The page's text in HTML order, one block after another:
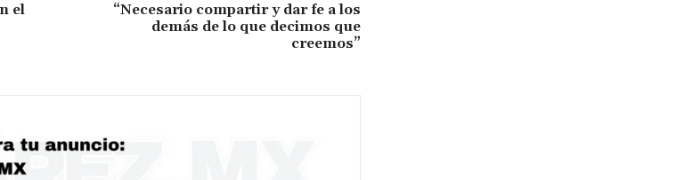
el
“Necesario compartir y dar fe a los
demás de lo que decimos que
creemos”